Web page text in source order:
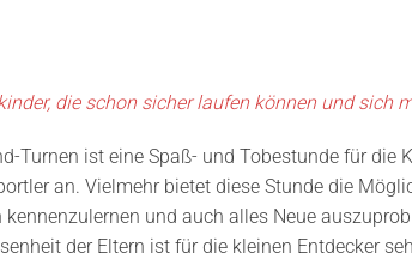
die schon sicher laufen können und sich
Turnen ist eine Spaß- und Tobestunde für
an. Vielmehr bietet diese Stunde die
kennenzulernen und auch alles Neue
der Eltern ist für die kleinen Entdecker